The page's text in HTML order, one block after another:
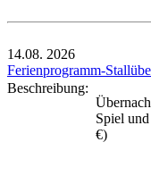
14.08. 2026
Ferienprogramm-
Beschreibung:
Spiel
€)